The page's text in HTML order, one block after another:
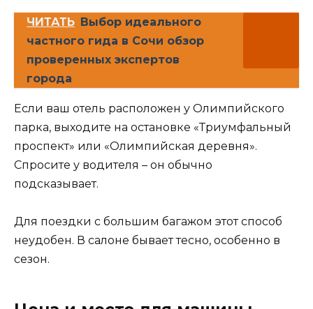
ЧИТАТЬ Выбор идеального
частного гида в Сочи обзор
проверенных экспертов
города
Если ваш отель расположен у Олимпийского
парка, выходите на остановке «Триумфальный
проспект» или «Олимпийская деревня».
Спросите у водителя – он обычно
подсказывает.
Для поездки с большим багажом этот способ
неудобен. В салоне бывает тесно, особенно в
сезон.